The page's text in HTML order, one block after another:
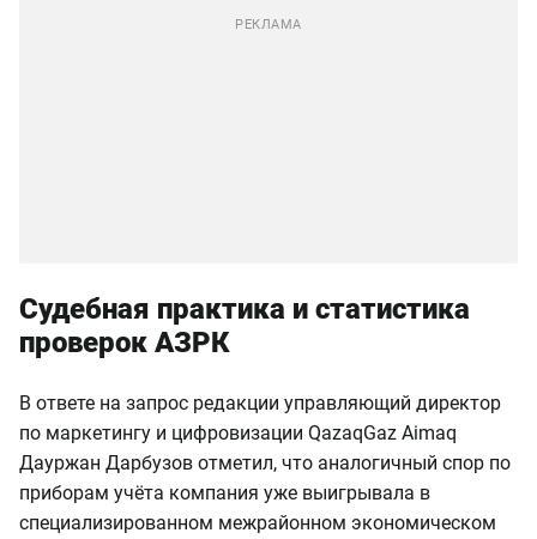
Судебная практика и статистика
проверок АЗРК
В ответе на запрос редакции управляющий директор
по маркетингу и цифровизации QazaqGaz Aimaq
Дауржан Дарбузов отметил, что аналогичный спор по
приборам учёта компания уже выигрывала в
специализированном межрайонном экономическом